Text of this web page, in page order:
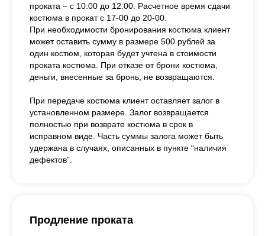
проката – с 10:00 до 12:00. Расчетное время сдачи
костюма в прокат с 17-00 до 20-00.
При необходимости бронирования костюма клиент
может оставить сумму в размере 500 рублей за
один костюм, которая будет учтена в стоимости
проката костюма. При отказе от брони костюма,
деньги, внесенные за бронь, не возвращаются.
При передаче костюма клиент оставляет залог в
установленном размере. Залог возвращается
полностью при возврате костюма в срок в
исправном виде. Часть суммы залога может быть
удержана в случаях, описанных в пункте “наличия
дефектов”.
Продление проката